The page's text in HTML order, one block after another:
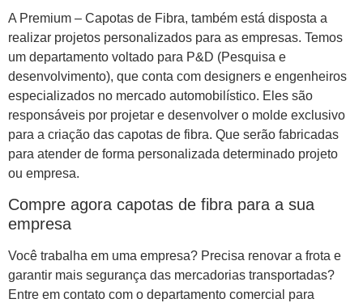
A Premium – Capotas de Fibra, também está disposta a
realizar projetos personalizados para as empresas. Temos
um departamento voltado para P&D (Pesquisa e
desenvolvimento), que conta com designers e engenheiros
especializados no mercado automobilístico. Eles são
responsáveis por projetar e desenvolver o molde exclusivo
para a criação das capotas de fibra. Que serão fabricadas
para atender de forma personalizada determinado projeto
ou empresa.
Compre agora capotas de fibra para a sua
empresa
Você trabalha em uma empresa? Precisa renovar a frota e
garantir mais segurança das mercadorias transportadas?
Entre em contato com o departamento comercial para